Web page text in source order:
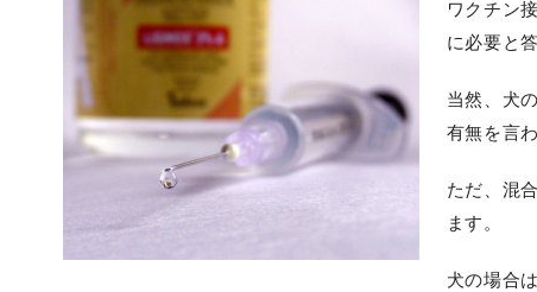
ワクチン
に必要と
当然、犬
有無を言
ただ、混
ます。
犬の場合